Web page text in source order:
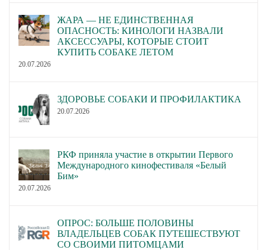
ЖАРА — НЕ ЕДИНСТВЕННАЯ
ОПАСНОСТЬ: КИНОЛОГИ НАЗВАЛИ
АКСЕССУАРЫ, КОТОРЫЕ СТОИТ
КУПИТЬ СОБАКЕ ЛЕТОМ
20.07.2026
ЗДОРОВЬЕ СОБАКИ И ПРОФИЛАКТИКА
20.07.2026
РКФ приняла участие в открытии Первого
Международного кинофестиваля «Белый
Бим»
20.07.2026
ОПРОС: БОЛЬШЕ ПОЛОВИНЫ
ВЛАДЕЛЬЦЕВ СОБАК ПУТЕШЕСТВУЮТ
СО СВОИМИ ПИТОМЦАМИ